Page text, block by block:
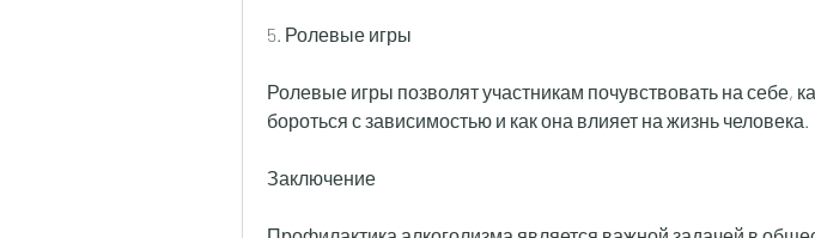
5. Ролевые игры
Ролевые игры позволят участникам почувствовать на себе,
бороться с зависимостью и как она влияет на жизнь человека.
Заключение